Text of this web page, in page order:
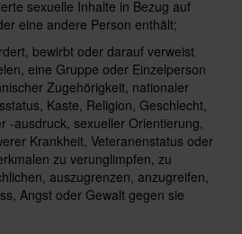
sexuelle Inhalte in Bezug auf
eine andere Person enthält;
bewirbt oder darauf verweist
eine Gruppe oder Einzelperson
Zugehörigkeit, nationaler
Kaste, Religion, Geschlecht,
-ausdruck, sexueller Orientierung,
Krankheit, Veteranenstatus oder
zu verunglimpfen, zu
auszugrenzen, anzugreifen,
Angst oder Gewalt gegen sie